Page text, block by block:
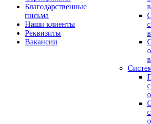
Благодарственные
письма
Наши клиенты
Реквизиты
Вакансии